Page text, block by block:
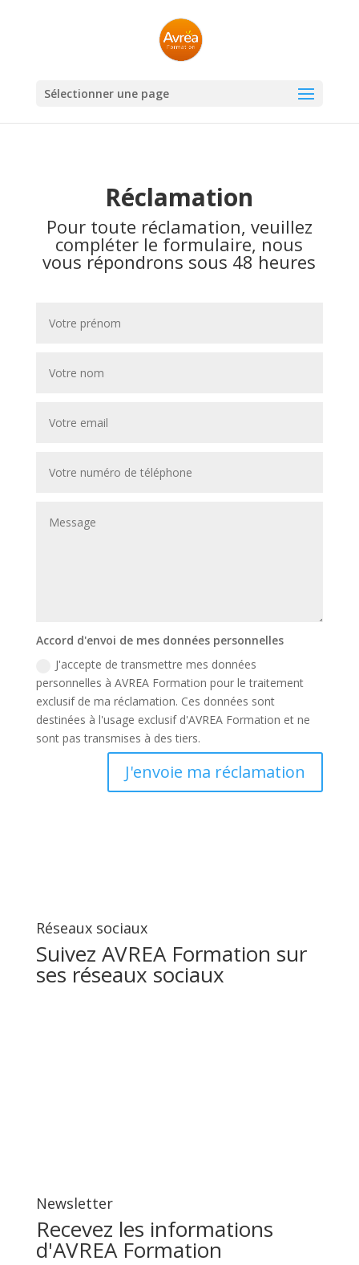
Sélectionner une page
Réclamation
Pour toute réclamation, veuillez
compléter le formulaire, nous
vous répondrons sous 48 heures
Accord d'envoi de mes données personnelles
J'accepte de transmettre mes données
personnelles à AVREA Formation pour le traitement
exclusif de ma réclamation. Ces données sont
destinées à l'usage exclusif d'AVREA Formation et ne
sont pas transmises à des tiers.
J'envoie ma réclamation
Réseaux sociaux
Suivez AVREA Formation sur
ses réseaux sociaux
Newsletter
Recevez les informations
d'AVREA Formation